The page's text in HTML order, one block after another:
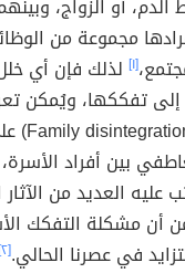
أو الزواج،
مجموعة من
[١] لذلك فإن أي
تفككها، ويُمكن
Family
)
بين أفراد
عليه العديد من
أن مشكلة التفكك
في عصرنا الحالي.[٢]